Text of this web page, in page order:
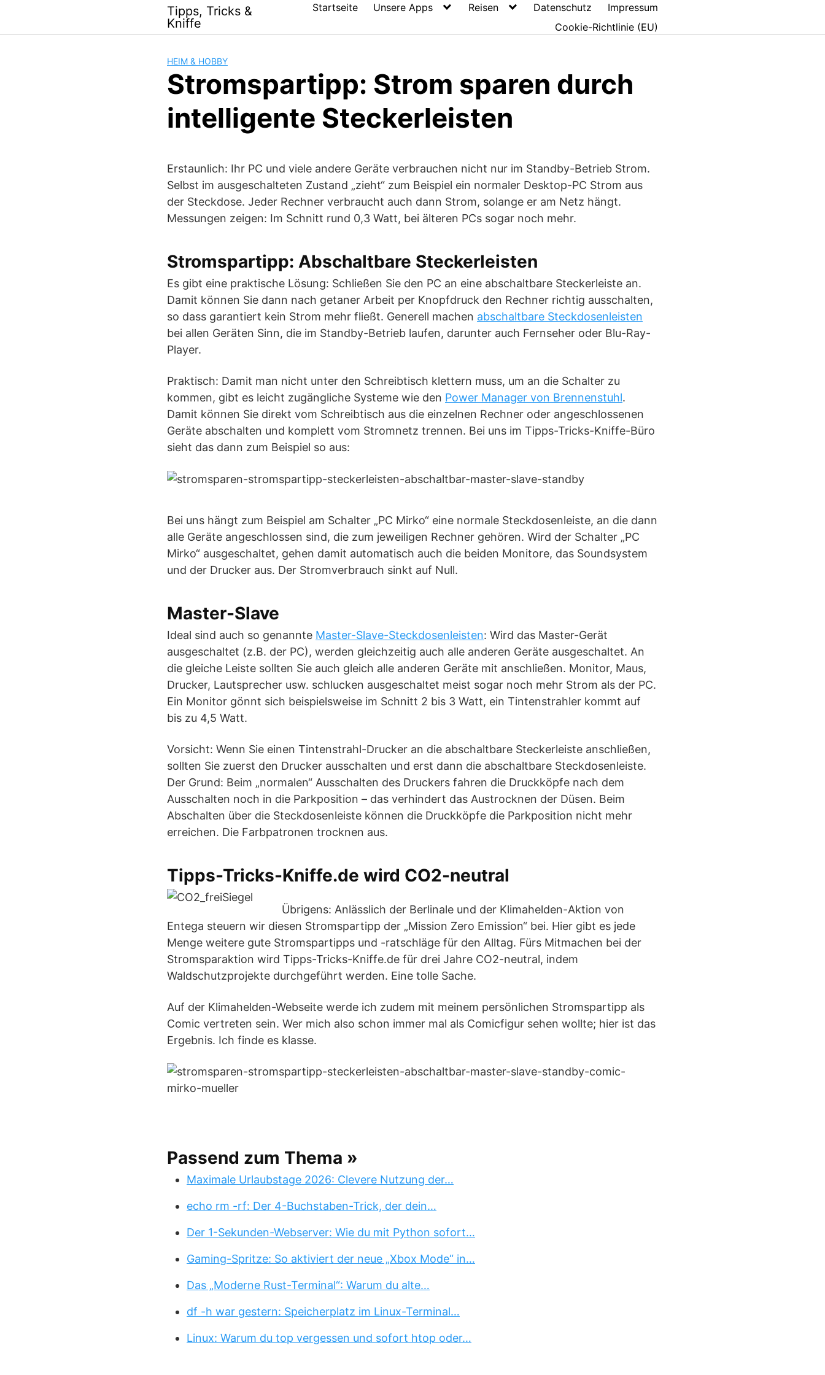
content
Tipps, Tricks &
Kniffe
Startseite Unsere Apps Reisen Datenschutz
Impressum
Cookie-Richtlinie (EU)
HEIM & HOBBY
Stromspartipp: Strom sparen durch
intelligente Steckerleisten
Erstaunlich: Ihr PC und viele andere Geräte verbrauchen nicht nur im Standby-Betrieb Strom.
Selbst im ausgeschalteten Zustand „zieht“ zum Beispiel ein normaler Desktop-PC Strom aus
der Steckdose. Jeder Rechner verbraucht auch dann Strom, solange er am Netz hängt.
Messungen zeigen: Im Schnitt rund 0,3 Watt, bei älteren PCs sogar noch mehr.
Stromspartipp: Abschaltbare Steckerleisten
Es gibt eine praktische Lösung: Schließen Sie den PC an eine abschaltbare Steckerleiste an.
Damit können Sie dann nach getaner Arbeit per Knopfdruck den Rechner richtig ausschalten,
so dass garantiert kein Strom mehr fließt. Generell machen abschaltbare Steckdosenleisten
bei allen Geräten Sinn, die im Standby-Betrieb laufen, darunter auch Fernseher oder Blu-Ray-
Player.
Praktisch: Damit man nicht unter den Schreibtisch klettern muss, um an die Schalter zu
kommen, gibt es leicht zugängliche Systeme wie den Power Manager von Brennenstuhl.
Damit können Sie direkt vom Schreibtisch aus die einzelnen Rechner oder angeschlossenen
Geräte abschalten und komplett vom Stromnetz trennen. Bei uns im Tipps-Tricks-Kniffe-Büro
sieht das dann zum Beispiel so aus:
Bei uns hängt zum Beispiel am Schalter „PC Mirko“ eine normale Steckdosenleiste, an die dann
alle Geräte angeschlossen sind, die zum jeweiligen Rechner gehören. Wird der Schalter „PC
Mirko“ ausgeschaltet, gehen damit automatisch auch die beiden Monitore, das Soundsystem
und der Drucker aus. Der Stromverbrauch sinkt auf Null.
Master-Slave
Ideal sind auch so genannte Master-Slave-Steckdosenleisten: Wird das Master-Gerät
ausgeschaltet (z.B. der PC), werden gleichzeitig auch alle anderen Geräte ausgeschaltet. An
die gleiche Leiste sollten Sie auch gleich alle anderen Geräte mit anschließen. Monitor, Maus,
Drucker, Lautsprecher usw. schlucken ausgeschaltet meist sogar noch mehr Strom als der PC.
Ein Monitor gönnt sich beispielsweise im Schnitt 2 bis 3 Watt, ein Tintenstrahler kommt auf
bis zu 4,5 Watt.
Vorsicht: Wenn Sie einen Tintenstrahl-Drucker an die abschaltbare Steckerleiste anschließen,
sollten Sie zuerst den Drucker ausschalten und erst dann die abschaltbare Steckdosenleiste.
Der Grund: Beim „normalen“ Ausschalten des Druckers fahren die Druckköpfe nach dem
Ausschalten noch in die Parkposition – das verhindert das Austrocknen der Düsen. Beim
Abschalten über die Steckdosenleiste können die Druckköpfe die Parkposition nicht mehr
erreichen. Die Farbpatronen trocknen aus.
Tipps-Tricks-Kniffe.de wird CO2-neutral
Übrigens: Anlässlich der Berlinale und der Klimahelden-Aktion von
Entega steuern wir diesen Stromspartipp der „Mission Zero Emission“ bei. Hier gibt es jede
Menge weitere gute Stromspartipps und -ratschläge für den Alltag. Fürs Mitmachen bei der
Stromsparaktion wird Tipps-Tricks-Kniffe.de für drei Jahre CO2-neutral, indem
Waldschutzprojekte durchgeführt werden. Eine tolle Sache.
Auf der Klimahelden-Webseite werde ich zudem mit meinem persönlichen Stromspartipp als
Comic vertreten sein. Wer mich also schon immer mal als Comicfigur sehen wollte; hier ist das
Ergebnis. Ich finde es klasse.
Passend zum Thema »
Maximale Urlaubstage 2026: Clevere Nutzung der…
echo rm -rf: Der 4-Buchstaben-Trick, der dein…
Der 1-Sekunden-Webserver: Wie du mit Python sofort…
Gaming-Spritze: So aktiviert der neue „Xbox Mode“ in…
Das „Moderne Rust-Terminal“: Warum du alte…
df -h war gestern: Speicherplatz im Linux-Terminal…
Linux: Warum du top vergessen und sofort htop oder…